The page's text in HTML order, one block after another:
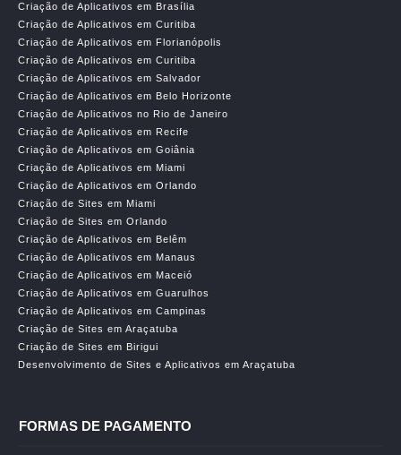
Criação de Aplicativos em Brasília
Criação de Aplicativos em Curitiba
Criação de Aplicativos em Florianópolis
Criação de Aplicativos em Curitiba
Criação de Aplicativos em Salvador
Criação de Aplicativos em Belo Horizonte
Criação de Aplicativos no Rio de Janeiro
Criação de Aplicativos em Recife
Criação de Aplicativos em Goiânia
Criação de Aplicativos em Miami
Criação de Aplicativos em Orlando
Criação de Sites em Miami
Criação de Sites em Orlando
Criação de Aplicativos em Belêm
Criação de Aplicativos em Manaus
Criação de Aplicativos em Maceió
Criação de Aplicativos em Guarulhos
Criação de Aplicativos em Campinas
Criação de Sites em Araçatuba
Criação de Sites em Birigui
Desenvolvimento de Sites e Aplicativos em Araçatuba
FORMAS DE PAGAMENTO